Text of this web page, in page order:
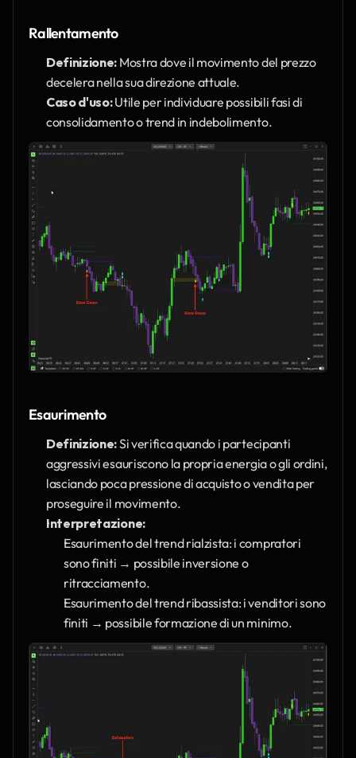
Rallentamento
Definizione: Mostra dove il movimento del prezzo
decelera nella sua direzione attuale.
Caso d'uso: Utile per individuare possibili fasi di
consolidamento o trend in indebolimento.
Esaurimento
Definizione: Si verifica quando i partecipanti
aggressivi esauriscono la propria energia o gli ordini,
lasciando poca pressione di acquisto o vendita per
proseguire il movimento.
Interpretazione:
Esaurimento del trend rialzista: i compratori
sono finiti → possibile inversione o
ritracciamento.
Esaurimento del trend ribassista: i venditori sono
finiti → possibile formazione di un minimo.